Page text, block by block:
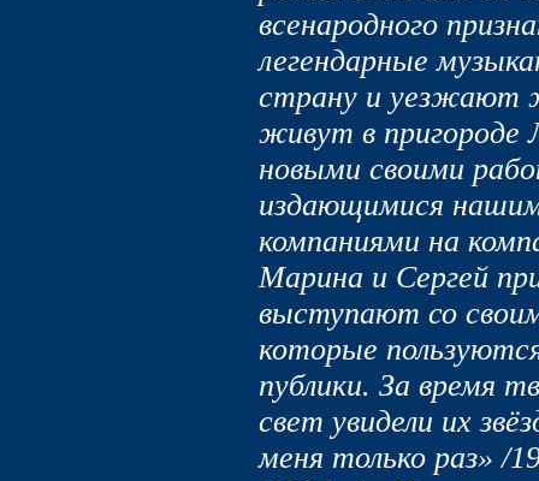
всенародного
легендарные
страну и уезжают
живут в пригороде
новыми своими
издающимися
компаниями на
Марина и Сергей
выступают со
которые
публики. За время
свет увидели их
меня только раз» /